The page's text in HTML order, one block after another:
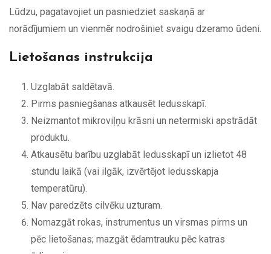
Lūdzu, pagatavojiet un pasniedziet saskaņā ar
norādījumiem un vienmēr nodrošiniet svaigu dzeramo ūdeni.
Lietošanas instrukcija
Uzglabāt saldētavā.
Pirms pasniegšanas atkausēt ledusskapī.
Neizmantot mikroviļņu krāsni un netermiski apstrādāt
produktu.
Atkausētu barību uzglabāt ledusskapī un izlietot 48
stundu laikā (vai ilgāk, izvērtējot ledusskapja
temperatūru).
Nav paredzēts cilvēku uzturam.
Nomazgāt rokas, instrumentus un virsmas pirms un
pēc lietošanas; mazgāt ēdamtrauku pēc katras